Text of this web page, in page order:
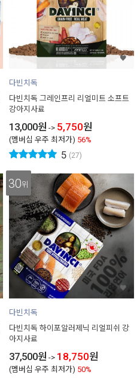
다빈치독
다빈치독 그레인프리 리얼미트 소프트
강아지사료
13,000원 -> 5,750원
(멤버십 우주 최저가) 56%
5 (27)
30위
다빈치독
다빈치독 하이포알러제닉 리얼피쉬 강
아지사료
37,500원 -> 18,750원
(멤버십 우주 최저가) 50%